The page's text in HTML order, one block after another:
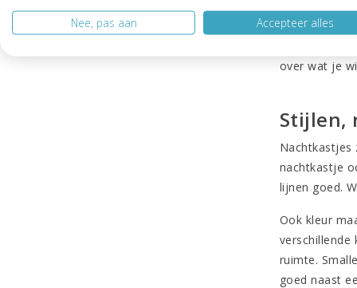
breedte en
De indeling
over wat je
Stijlen,
Nachtkastjes
nachtkastje
lijnen goed.
Ook kleur
verschillende
ruimte.
goed naast
Nee, pas aan Accepteer alles